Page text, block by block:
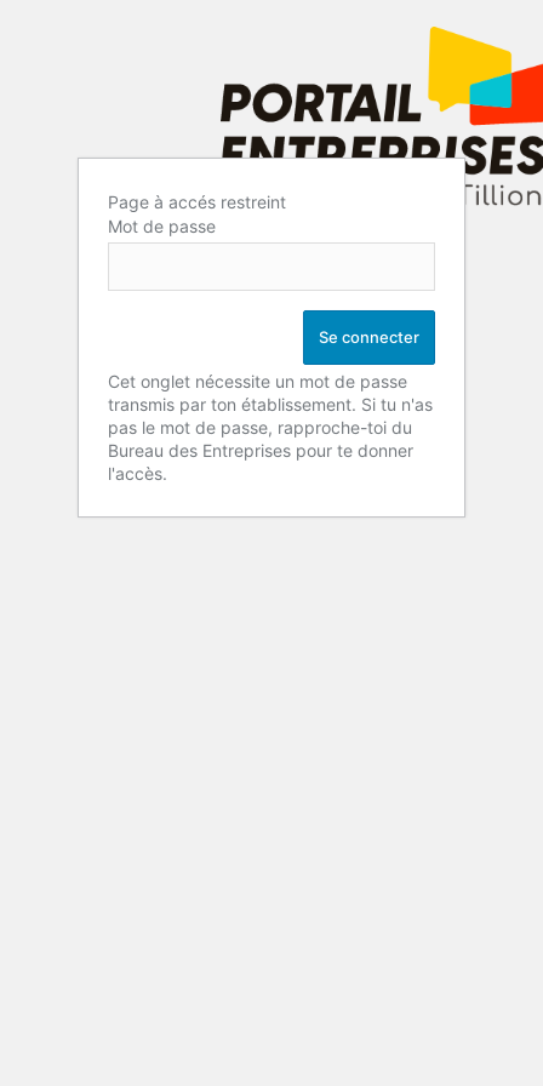
Page à accés restreint
Mot de passe
Cet onglet nécessite un mot de passe
transmis par ton établissement. Si tu n'as
pas le mot de passe, rapproche-toi du
Bureau des Entreprises pour te donner
l'accès.